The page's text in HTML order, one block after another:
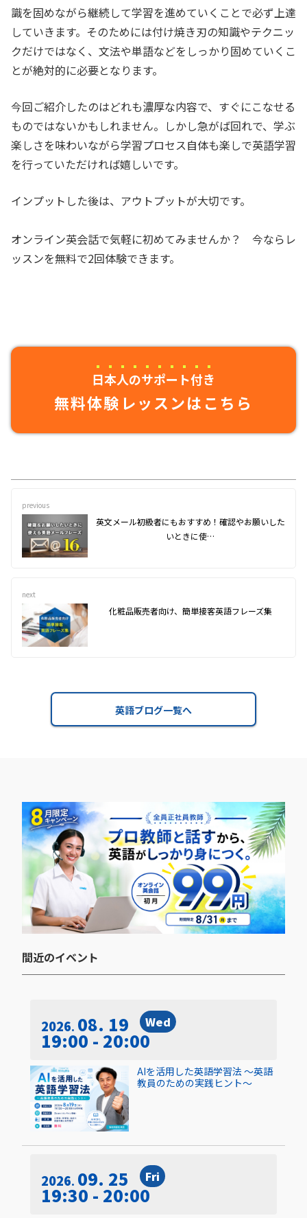
識を固めながら継続して学習を進めていくことで必ず上達
していきます。そのためには付け焼き刃の知識やテクニッ
クだけではなく、文法や単語などをしっかり固めていくこ
とが絶対的に必要となります。
今回ご紹介したのはどれも濃厚な内容で、すぐにこなせる
ものではないかもしれません。しかし急がば回れで、学ぶ
楽しさを味わいながら学習プロセス自体も楽しで英語学習
を行っていただければ嬉しいです。
インプットした後は、アウトプットが大切です。
オンライン英会話で気軽に初めてみませんか？ 今ならレ
ッスンを無料で2回体験できます。
日本人のサポート付き
無料体験レッスンはこちら
previous
英文メール初級者にもおすすめ！確認やお願いした
いときに使…
next
化粧品販売者向け、簡単接客英語フレーズ集
英語ブログ一覧へ
間近のイベント​
2026 08. 19 Wed
19:00 - 20:00
AIを活用した英語学習法 〜英語
教員のための実践ヒント〜
2026 09. 25 Fri
19:30 - 20:00